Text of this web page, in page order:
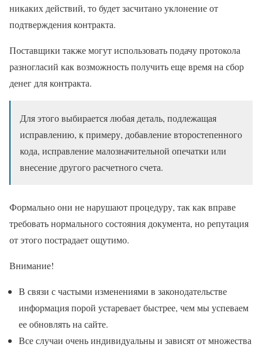
никаких действий, то будет засчитано уклонение от
подтверждения контракта.
Поставщики также могут использовать подачу протокола
разногласий как возможность получить еще время на сбор
денег для контракта.
Для этого выбирается любая деталь, подлежащая
исправлению, к примеру, добавление второстепенного
кода, исправление малозначительной опечатки или
внесение другого расчетного счета.
Формально они не нарушают процедуру, так как вправе
требовать нормального состояния документа, но репутация
от этого пострадает ощутимо.
Внимание!
В связи с частыми изменениями в законодательстве
информация порой устаревает быстрее, чем мы успеваем
ее обновлять на сайте.
Все случаи очень индивидуальны и зависят от множества